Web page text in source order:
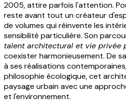
2005, attire parfois l'attention.
reste avant tout un créateur
de volumes qui réinvente les
sensibilité particulière. Son
talent architectural et vie privée
coexister harmonieusement. De
à ses réalisations
philosophie écologique, cet
paysage urbain avec une
et l'environnement.